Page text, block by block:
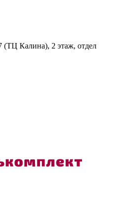
(ТЦ Калина), 2 этаж, отдел